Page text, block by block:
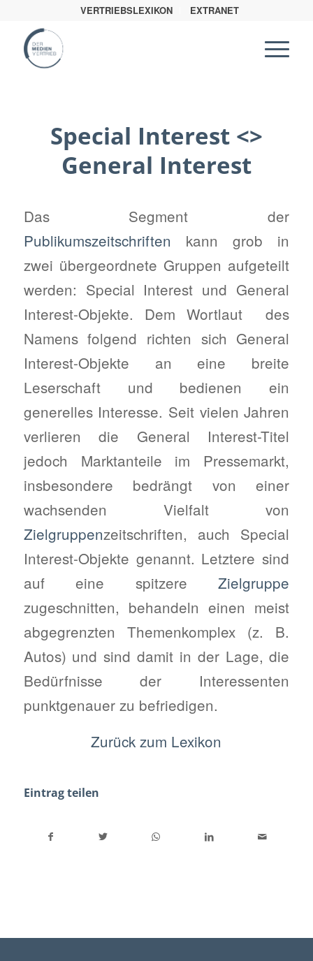
VERTRIEBSLEXIKON EXTRANET
Special Interest <>
General Interest
Das Segment der
Publikumszeitschriften kann grob in
zwei übergeordnete Gruppen aufgeteilt
werden: Special Interest und General
Interest-Objekte. Dem Wortlaut des
Namens folgend richten sich General
Interest-Objekte an eine breite
Leserschaft und bedienen ein
generelles Interesse. Seit vielen Jahren
verlieren die General Interest-Titel
jedoch Marktanteile im Pressemarkt,
insbesondere bedrängt von einer
wachsenden Vielfalt von
Zielgruppenzeitschriften, auch Special
Interest-Objekte genannt. Letztere sind
auf eine spitzereZielgruppe
zugeschnitten, behandeln einen meist
abgegrenzten Themenkomplex (z. B.
Autos) und sind damit in der Lage, die
Bedürfnisse der Interessenten
punktgenauer zu befriedigen.
Zurück zum Lexikon
Eintrag teilen